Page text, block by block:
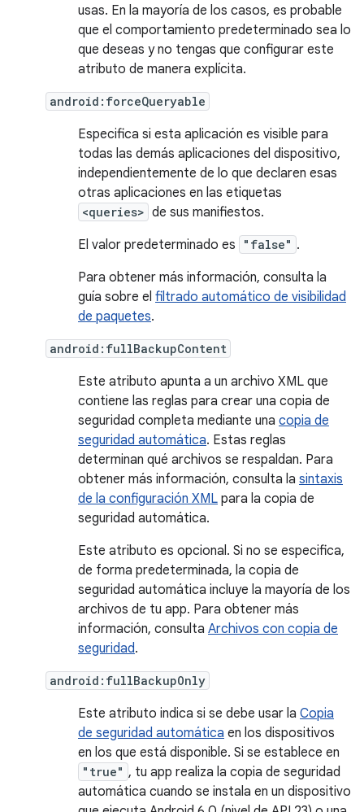
usas. En la mayoría de los casos, es probable
que el comportamiento predeterminado sea lo
que deseas y no tengas que configurar este
atributo de manera explícita.
android:forceQueryable
Especifica si esta aplicación es visible para
todas las demás aplicaciones del dispositivo,
independientemente de lo que declaren esas
otras aplicaciones en las etiquetas
<queries> de sus manifiestos.
El valor predeterminado es
"false" .
Para obtener más información, consulta la
guía sobre el filtrado automático de visibilidad
de paquetes.
android:fullBackupContent
Este atributo apunta a un archivo XML que
contiene las reglas para crear una copia de
seguridad completa mediante una copia de
seguridad automática. Estas reglas
determinan qué archivos se respaldan. Para
obtener más información, consulta la sintaxis
de la configuración XML para la copia de
seguridad automática.
Este atributo es opcional. Si no se especifica,
de forma predeterminada, la copia de
seguridad automática incluye la mayoría de los
archivos de tu app. Para obtener más
información, consulta Archivos con copia de
seguridad.
android:fullBackupOnly
Este atributo indica si se debe usar la Copia
de seguridad automática en los dispositivos
en los que está disponible. Si se establece en
"true" , tu app realiza la copia de seguridad
automática cuando se instala en un dispositivo